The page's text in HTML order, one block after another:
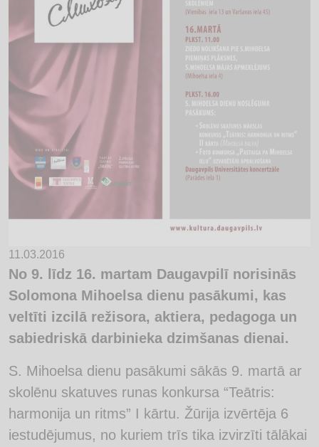
11.03.2016
No 9. līdz 16. martam Daugavpilī norisinās
Solomona Mihoelsa dienu pasākumi, kas
veltīti izcilā režisora, aktiera, pedagoga un
sabiedriskā darbinieka dzimšanas dienai.
S. Mihoelsa dienu pasākumi sākās 9. martā ar
skolēnu skatuves runas konkursa “Teātris:
harmonija un ritms” I kārtu. Žūrija izvērtēja 6
iestudējumus, no kuriem trīs tika izvirzīti tālākai